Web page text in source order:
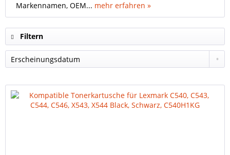
Markennamen, OEM... mehr erfahren »
Filtern